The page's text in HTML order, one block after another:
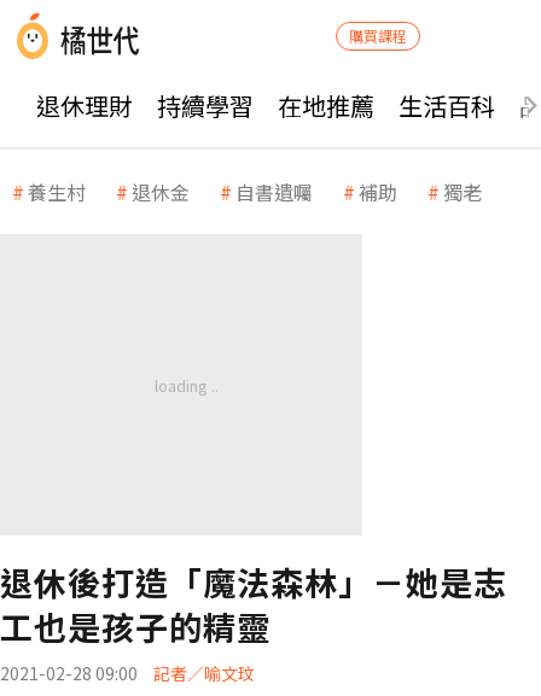
購買課程
退休理財 持續學習 在地推薦 生活百科
養生村 退休金 自書遺囑 補助 獨老
退休後打造「魔法森林」－她是志
工也是孩子的精靈
2021-02-28 09:00 記者／喻文玟